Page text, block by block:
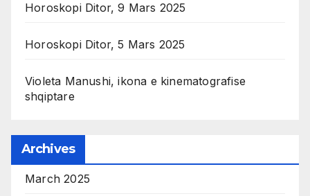
Horoskopi Ditor, 9 Mars 2025
Horoskopi Ditor, 5 Mars 2025
Violeta Manushi, ikona e kinematografise
shqiptare
Archives
March 2025